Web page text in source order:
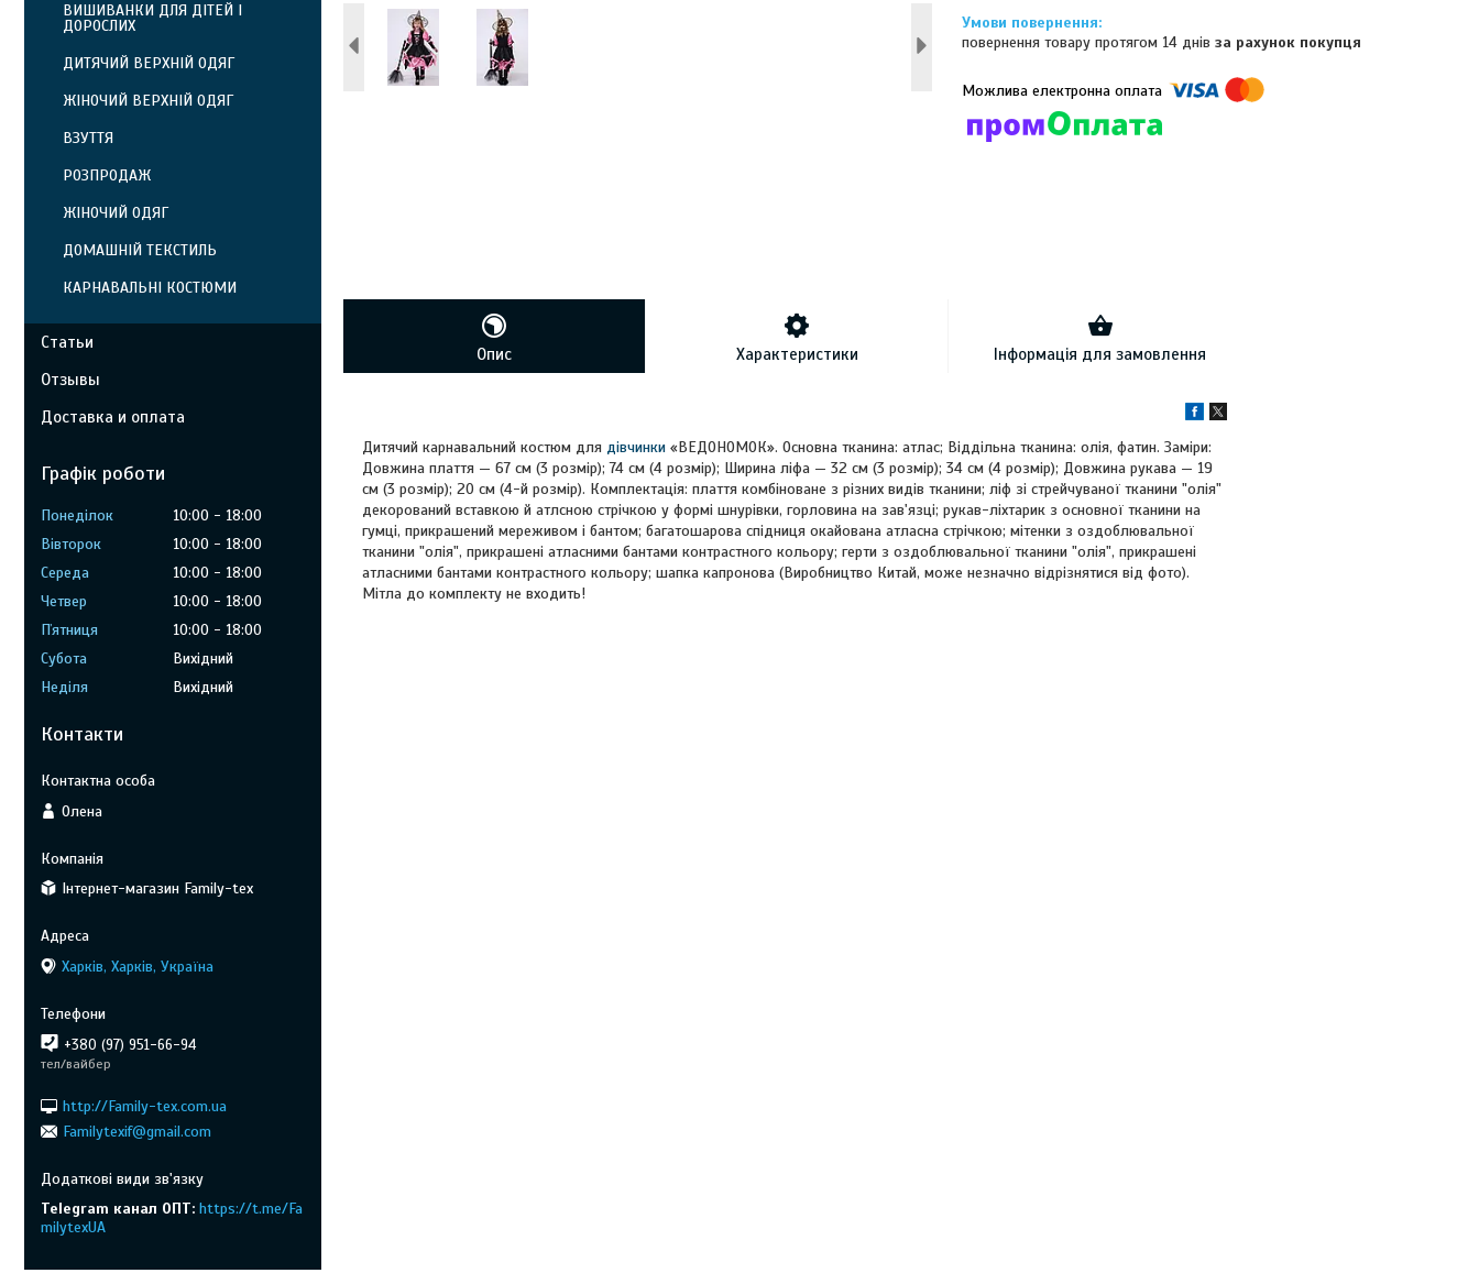
повернення товару протягом 14 днівза рахунок покупця
Опис Характеристики Інформація для замовлення
Дитячий карнавальний костюм для дівчинки «ВЕДОНОМОК». Основна тканина: атлас; Віддільна тканина: олія, фатин. Заміри:
Довжина плаття — 67 см (3 розмір); 74 см (4 розмір); Ширина ліфа — 32 см (3 розмір); 34 см (4 розмір); Довжина рукава — 19
см (3 розмір); 20 см (4-й розмір). Комплектація: плаття комбіноване з різних видів тканини; ліф зі стрейчуваної тканини "олія"
декорований вставкою й атлсною стрічкою у формі шнурівки, горловина на зав'язці; рукав-ліхтарик з основної тканини на
гумці, прикрашений мереживом і бантом; багатошарова спідниця окайована атласна стрічкою; мітенки з оздоблювальної
тканини "олія", прикрашені атласними бантами контрастного кольору; герти з оздоблювальної тканини "олія", прикрашені
атласними бантами контрастного кольору; шапка капронова (Виробництво Китай, може незначно відрізнятися від фото).
Мітла до комплекту не входить!
ВИШИВАНКИ ДЛЯ ДІТЕЙ І
ДОРОСЛИХ
ДИТЯЧИЙ ВЕРХНІЙ ОДЯГ
ЖІНОЧИЙ ВЕРХНІЙ ОДЯГ
ВЗУТТЯ
РОЗПРОДАЖ
ЖІНОЧИЙ ОДЯГ
ДОМАШНІЙ ТЕКСТИЛЬ
КАРНАВАЛЬНІ КОСТЮМИ
Статьи
Отзывы
Доставка и оплата
Графік роботи
Понеділок 10:00
18:00
Вівторок
10:00
18:00
Середа
10:00
18:00
Четвер
10:00
18:00
Пʼятниця
10:00
18:00
Субота
Вихідний
Неділя
Вихідний
Контакти
Олена
Інтернет-магазин Family-tex
Харків, Харків, Україна
+380 (97) 951-66-94
тел/вайбер
http://Family-tex.com.ua
Familytexif@gmail.com
Telegram канал ОПТ https://t.me/Fa
milytexUA